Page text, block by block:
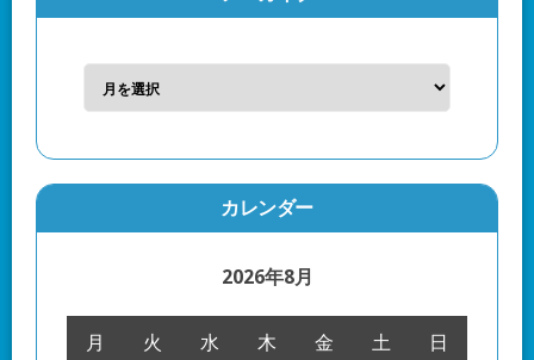
カレンダー
2026年8月
月 火 水 木 金 土 日